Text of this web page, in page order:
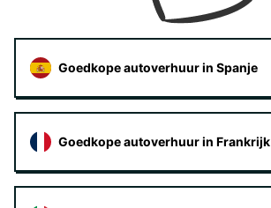
Goedkope autoverhuur in Spanje
Goedkope autoverhuur in Frankrijk